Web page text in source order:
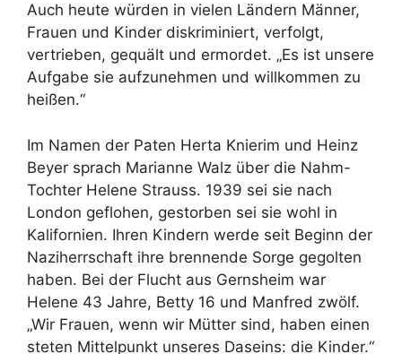
Auch heute würden in vielen Ländern Männer,
Frauen und Kinder diskriminiert, verfolgt,
vertrieben, gequält und ermordet. „Es ist unsere
Aufgabe sie aufzunehmen und willkommen zu
heißen.“
Im Namen der Paten Herta Knierim und Heinz
Beyer sprach Marianne Walz über die Nahm-
Tochter Helene Strauss. 1939 sei sie nach
London geflohen, gestorben sei sie wohl in
Kalifornien. Ihren Kindern werde seit Beginn der
Naziherrschaft ihre brennende Sorge gegolten
haben. Bei der Flucht aus Gernsheim war
Helene 43 Jahre, Betty 16 und Manfred zwölf.
„Wir Frauen, wenn wir Mütter sind, haben einen
steten Mittelpunkt unseres Daseins: die Kinder.“